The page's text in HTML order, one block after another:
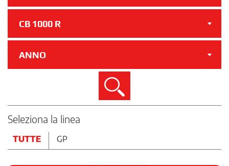
CB 1000 R
ANNO
Cerca
Seleziona la linea
TUTTE GP